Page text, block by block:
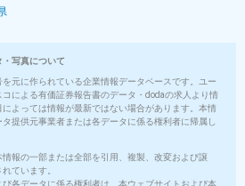
27歳 店長
／30歳 統括マネジャー
写真について
元に作られている企業情報データベースです。ユー
による有価証券報告書のデータ・dodaの求人より情
よっては情報が最新ではない場合があります。本情
提供元事業者または各データに係る権利者に帰属し
報の一部または全部を引用、複製、改変および譲
ています。
各データに係る権利者は、本ウェブサイトおよび本